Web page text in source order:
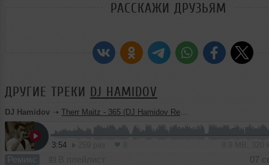
РАССКАЖИ ДРУЗЬЯМ
ДРУГИЕ ТРЕКИ DJ HAMIDOV
DJ Hamidov ➝ Therr Maitz - 365 (DJ Hamidov Remix)
3:54
Ремикс 07